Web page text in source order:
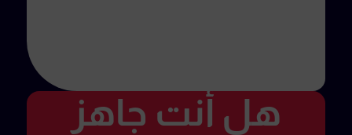
هل أنت جاهز